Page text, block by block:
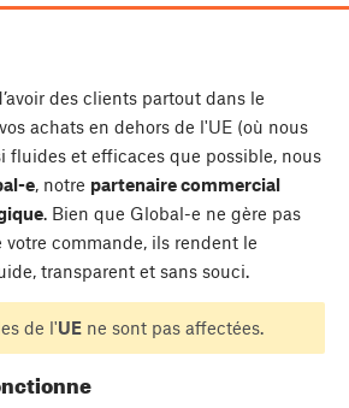
des clients partout dans le
achats en dehors de l'UE (où nous
fluides et efficaces que possible, nous
e, notre partenaire commercial
. Bien que Global-e ne gère pas
commande, ils rendent le
transparent et sans souci.
de l'UEne sont pas affectées.